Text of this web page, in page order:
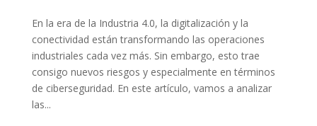
En la era de la Industria 4.0, la digitalización y la
conectividad están transformando las operaciones
industriales cada vez más. Sin embargo, esto trae
consigo nuevos riesgos y especialmente en términos
de ciberseguridad. En este artículo, vamos a analizar
las...